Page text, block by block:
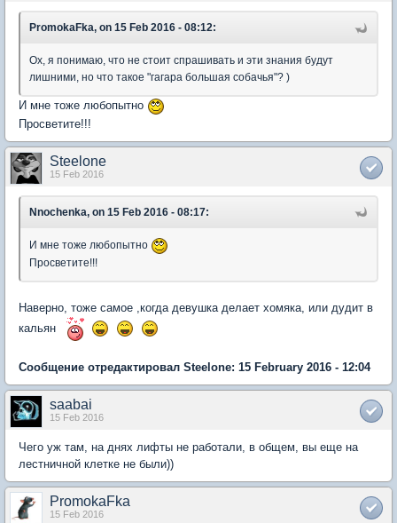
PromokaFka, on 15 Feb 2016 - 08:12:
Ох, я понимаю, что не стоит спрашивать и эти знания будут
лишними, но что такое "гагара большая собачья"? )
И мне тоже любопытно
Просветите!!!
Steelone
15 Feb 2016
Nnochenka, on 15 Feb 2016 - 08:17:
И мне тоже любопытно
Просветите!!!
Наверно, тоже самое ,когда девушка делает хомяка, или дудит в
кальян
Сообщение отредактировал Steelone: 15 February 2016 - 12:04
saabai
15 Feb 2016
Чего уж там, на днях лифты не работали, в общем, вы еще на
лестничной клетке не были))
PromokaFka
15 Feb 2016